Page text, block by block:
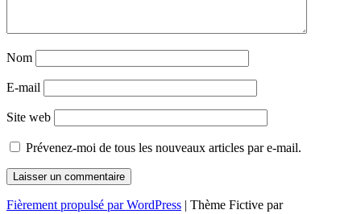
Nom
E-mail
Site web
Prévenez-moi de tous les nouveaux articles par e-mail.
Fièrement propulsé par WordPress | Thème Fictive par